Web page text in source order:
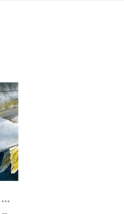
겨울 별미 대방어! 신선한 산지 직송 추천 BEST 5 🐟